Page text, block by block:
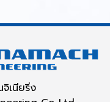
เนียริ่ง